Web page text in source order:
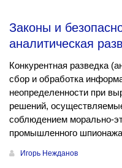
Законы и
аналитическая
Конкурентная разведка
сбор и обработка
неопределенности при
решений,
соблюдением морально-
промышленного
Игорь Нежданов